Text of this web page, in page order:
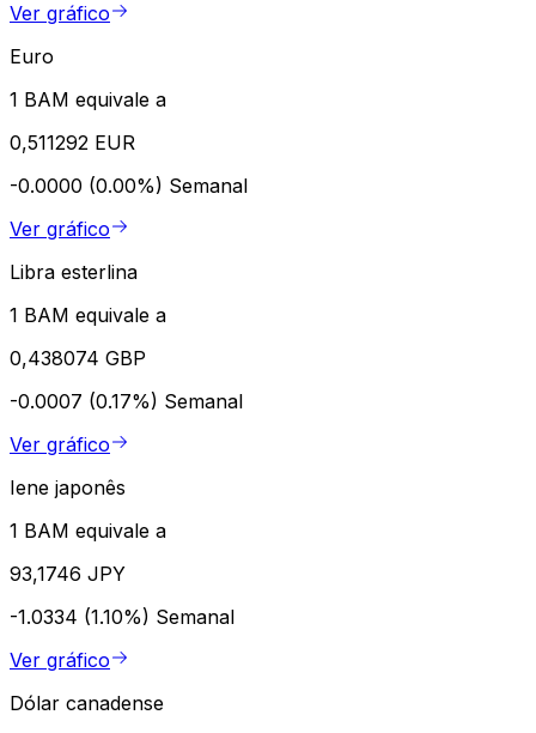
Ver gráfico
Euro
1 BAM equivale a
0,511292 EUR
-0.0000 (0.00%) Semanal
Ver gráfico
Libra esterlina
1 BAM equivale a
0,438074 GBP
-0.0007 (0.17%) Semanal
Ver gráfico
Iene japonês
1 BAM equivale a
93,1746 JPY
-1.0334 (1.10%) Semanal
Ver gráfico
Dólar canadense